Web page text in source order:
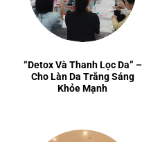
“Detox Và Thanh Lọc Da” –
Cho Làn Da Trắng Sáng
Khỏe Mạnh